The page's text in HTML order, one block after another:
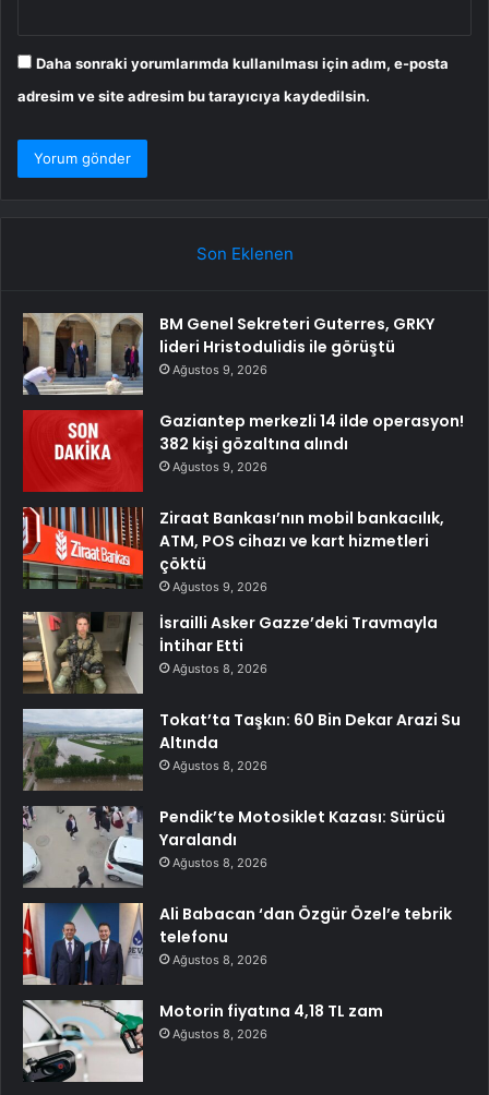
Daha sonraki yorumlarımda kullanılması için adım, e-posta
adresim ve site adresim bu tarayıcıya kaydedilsin.
Son Eklenen
BM Genel Sekreteri Guterres, GRKY
lideri Hristodulidis ile görüştü
Ağustos 9, 2026
Gaziantep merkezli 14 ilde operasyon!
382 kişi gözaltına alındı
Ağustos 9, 2026
Ziraat Bankası’nın mobil bankacılık,
ATM, POS cihazı ve kart hizmetleri
çöktü
Ağustos 9, 2026
İsrailli Asker Gazze’deki Travmayla
İntihar Etti
Ağustos 8, 2026
Tokat’ta Taşkın: 60 Bin Dekar Arazi Su
Altında
Ağustos 8, 2026
Pendik’te Motosiklet Kazası: Sürücü
Yaralandı
Ağustos 8, 2026
Ali Babacan ‘dan Özgür Özel’e tebrik
telefonu
Ağustos 8, 2026
Motorin fiyatına 4,18 TL zam
Ağustos 8, 2026